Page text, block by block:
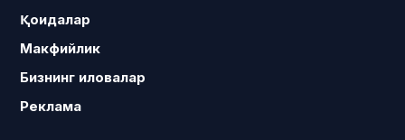
Қоидалар
Макфийлик
Бизнинг иловалар
Реклама